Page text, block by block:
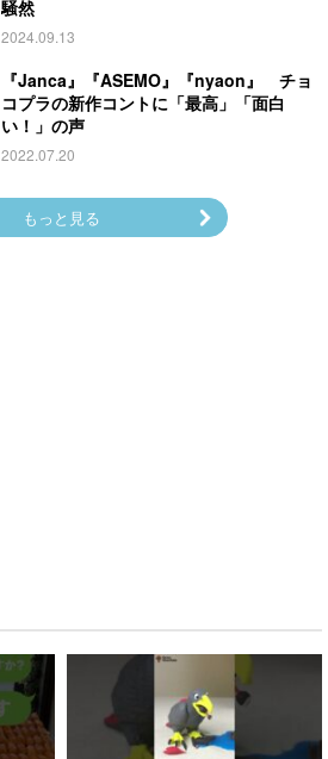
騒然
2024.09.13
『Janca』『ASEMO』『nyaon』 チョ
コプラの新作コントに「最高」「面白
い！」の声
2022.07.20
もっと見る